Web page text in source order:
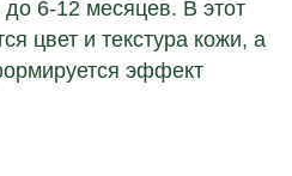
до 6-12 месяцев. В этот
цвет и текстура кожи, а
эффект